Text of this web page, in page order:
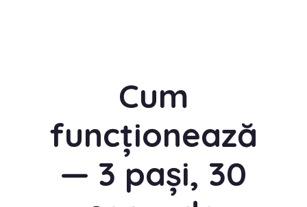
Cum
funcționează
— 3 pași, 30